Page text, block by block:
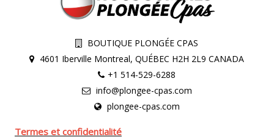
BOUTIQUE PLONGÉE CPAS
4601 Iberville Montreal, QUÉBEC H2H 2L9 CANADA
+1 514-529-6288
info@plongee-cpas.com
plongee-cpas.com
Termes et confidentialité